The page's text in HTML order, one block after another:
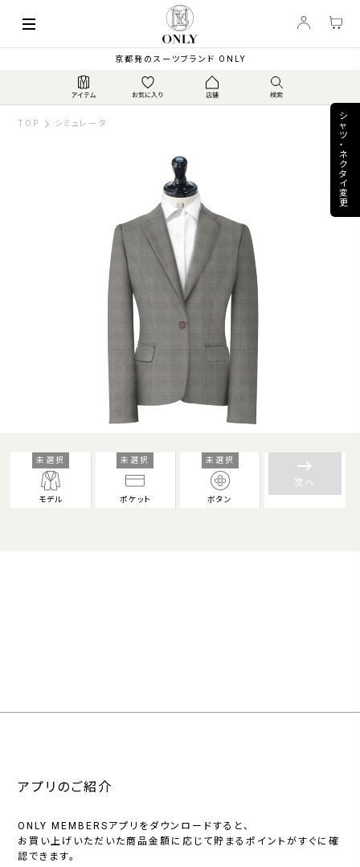
京都発のスーツブランド ONLY
TOP シミュレータ
【通年】英マーティンソ... PRICE
シ
ャ
ツ
・
ネ
ク
タ
イ
変
更
モデル
未選択
ポケット
未選択
ボタン
未選択 keyboard_backspace
次へ
アプリのご紹介
ONLY MEMBERSアプリをダウンロードすると、
お買い上げいただいた商品金額に応じて貯まるポイントがすぐに確
認できます。